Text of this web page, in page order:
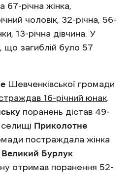
67-річна жінка,
чоловік, 32-річна, 56-
13-річна дівчина. У
що загиблій було 57
Шевченківської громади
16-річний юнак.
поранень дістав 49-
селищі Приколотне
постраждала жінка
Великий Бурлук
отримав поранення 52-